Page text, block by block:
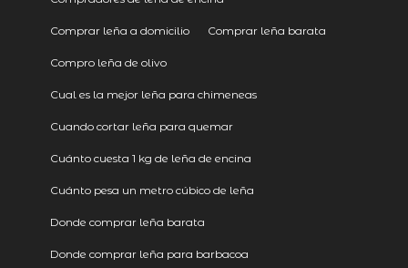
Comprar leña a domicilio Comprar leña barata
Compro leña de olivo
Cual es la mejor leña para chimeneas
Cuando cortar leña para quemar
Cuánto cuesta 1 kg de leña de encina
Cuánto pesa un metro cúbico de leña
Donde comprar leña barata
Donde comprar leña para barbacoa